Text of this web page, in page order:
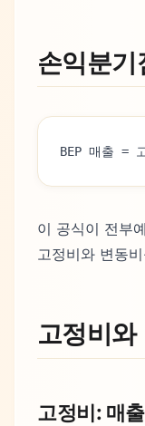
손익분기
BEP 매출 =
이 공식이 전부
고정비와 변동
고정비와
고정비: 매